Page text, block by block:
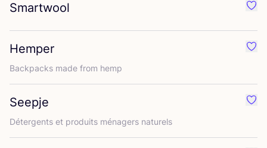
Smartwool
Hemper
Back­packs made from hemp
Seepje
Déter­gents et pro­duits ména­gers naturels